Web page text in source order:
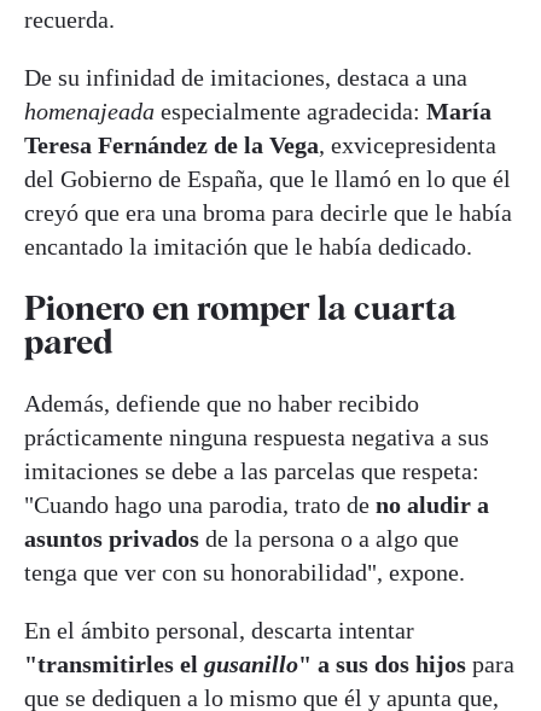
recuerda.
De su infinidad de imitaciones, destaca a una
homenajeada especialmente agradecida: María
Teresa Fernández de la Vega, exvicepresidenta
del Gobierno de España, que le llamó en lo que él
creyó que era una broma para decirle que le había
encantado la imitación que le había dedicado.
Pionero en romper la cuarta
pared
Además, defiende que no haber recibido
prácticamente ninguna respuesta negativa a sus
imitaciones se debe a las parcelas que respeta:
"Cuando hago una parodia, trato de no aludir a
asuntos privados de la persona o a algo que
tenga que ver con su honorabilidad", expone.
En el ámbito personal, descarta intentar
"transmitirles el gusanillo" a sus dos hijos para
que se dediquen a lo mismo que él y apunta que,